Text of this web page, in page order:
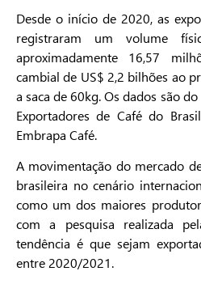
Desde o início de 2020, as
registraram um volume
aproximadamente 16,57
cambial de US$ 2,2 bilhões ao
a saca de 60kg. Os dados são
Exportadores de Café do
Embrapa Café.
A movimentação do mercado
brasileira no cenário
como um dos maiores
com a pesquisa realizada
tendência é que sejam
entre 2020/2021.